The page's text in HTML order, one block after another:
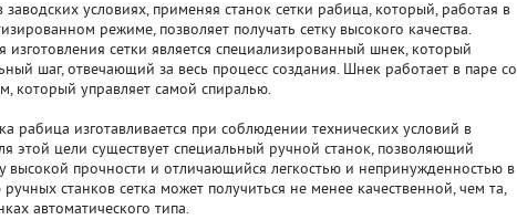
заводских условиях, применяя станок сетки рабица, который, работая в
режиме, позволяет получать сетку высокого качества.
изготовления сетки является специализированный шнек, который
шаг, отвечающий за весь процесс создания. Шнек работает в паре со
который управляет самой спиралью.
рабица изготавливается при соблюдении технических условий в
этой цели существует специальный ручной станок, позволяющий
высокой прочности и отличающийся легкостью и непринужденностью в
станков сетка может получиться не менее качественной, чем та,
автоматического типа.